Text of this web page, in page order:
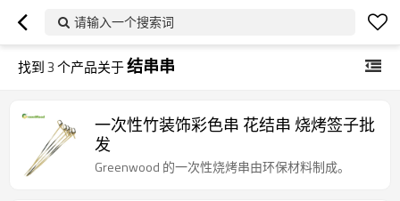
请输入一个搜索词
找到3个产品关于结串串
一次性竹装饰彩色串 花结串 烧烤签子批
发
Greenwood 的一次性烧烤串由环保材料制成。